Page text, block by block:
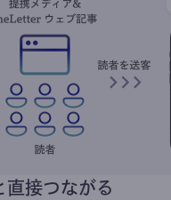
直接つながる